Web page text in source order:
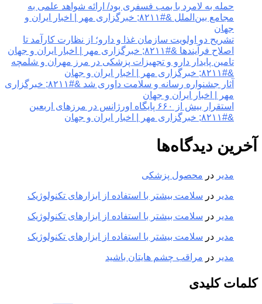
حمله به لامرد با بمب فسفری بود/ ارائه شواهد علمی به
مجامع بین‌الملل &#۸۲۱۱; خبرگزاری مهر | اخبار ایران و
جهان
تشریح دو اولویت سازمان غذا و دارو؛ از نظارت کارآمد تا
اصلاح فرآیندها &#۸۲۱۱; خبرگزاری مهر | اخبار ایران و جهان
تامین پایدار دارو و تجهیزات پزشکی در مرز مهران و شلمچه
&#۸۲۱۱; خبرگزاری مهر | اخبار ایران و جهان
آثار جشنواره رسانه و سلامت داوری شد &#۸۲۱۱; خبرگزاری
مهر | اخبار ایران و جهان
استقرار بیش از ۶۶۰ پایگاه اورژانس در مرزهای اربعین
&#۸۲۱۱; خبرگزاری مهر | اخبار ایران و جهان
آخرین دیدگاه‌ها
مدیر در محصول پزشکی
مدیر در سلامت بیشتر با استفاده از ابزارهای تکنولوژیک
مدیر در سلامت بیشتر با استفاده از ابزارهای تکنولوژیک
مدیر در سلامت بیشتر با استفاده از ابزارهای تکنولوژیک
مدیر در مراقب چشم هایتان باشید
کلمات کلیدی